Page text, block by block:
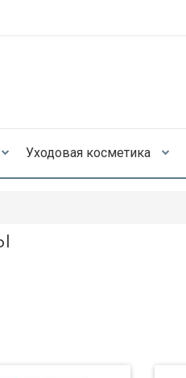
Уходовая косметика